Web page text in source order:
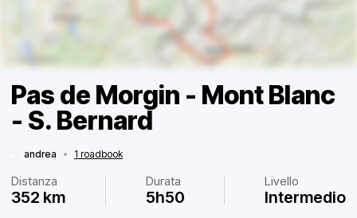
Pas de Morgin - Mont Blanc
- S. Bernard
andrea • 1 roadbook
Distanza
352 km
Durata
5h50
Livello
Intermedio